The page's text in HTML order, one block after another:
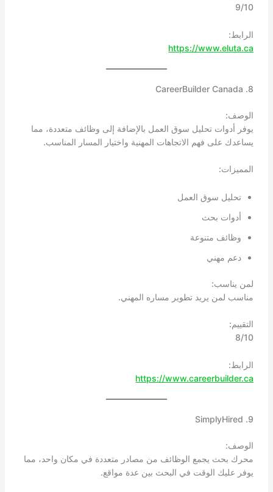
9/10
الرابط:
https://www.eluta.ca
8. CareerBuilder Canada
الوصف:
يوفر أدوات تحليل سوق العمل بالإضافة إلى وظائف متعددة، مما
يساعدك على فهم الاتجاهات المهنية واختيار المسار المناسب.
المميزات:
تحليل سوق العمل
أدوات بحث
وظائف متنوعة
دعم مهني
لمن يناسب:
مناسب لمن يريد تطوير مساره المهني.
التقييم:
8/10
الرابط:
https://www.careerbuilder.ca
9. SimplyHired
الوصف:
محرك بحث يجمع الوظائف من مصادر متعددة في مكان واحد، مما
يوفر عليك الوقت في البحث بين عدة مواقع.